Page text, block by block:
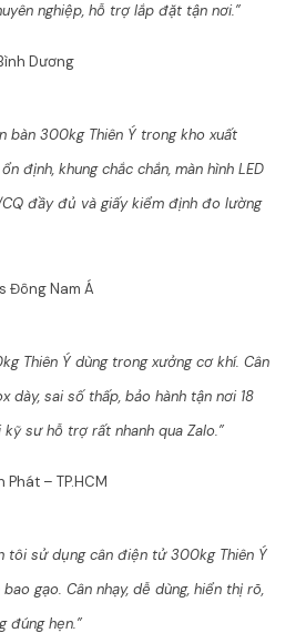
nghiệp, hỗ trợ lắp đặt tận nơi.”
Dương
bàn 300kg Thiên Ý trong kho xuất
định, khung chắc chắn, màn hình LED
đầy đủ và giấy kiểm định đo lường
Đông Nam Á
Thiên Ý dùng trong xưởng cơ khí. Cân
dày, sai số thấp, bảo hành tận nơi 18
sư hỗ trợ rất nhanh qua Zalo.”
Phát – TP.HCM
tôi sử dụng cân điện tử 300kg Thiên Ý
gạo. Cân nhạy, dễ dùng, hiển thị rõ,
đúng hẹn.”